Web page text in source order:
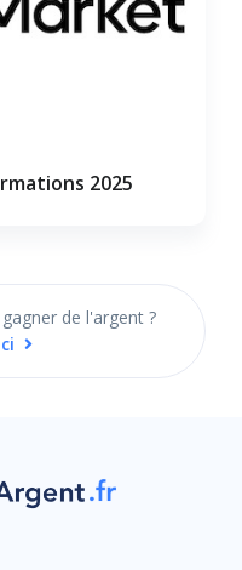
2025
de l'argent ?